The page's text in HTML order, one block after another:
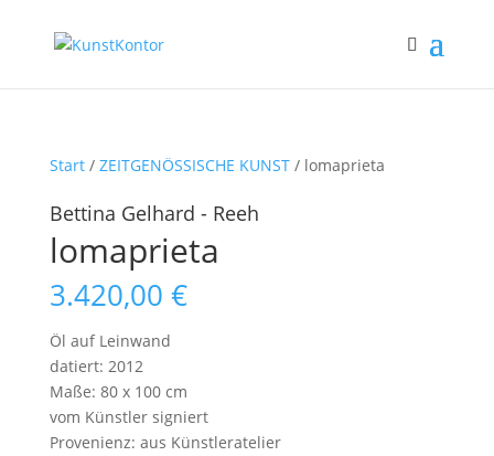
Start/ ZEITGENÖSSISCHE KUNST/ lomaprieta
Bettina Gelhard - Reeh
lomaprieta
3.420,00 €
Öl auf Leinwand
datiert: 2012
Maße: 80 x 100 cm
vom Künstler signiert
Provenienz: aus Künstleratelier